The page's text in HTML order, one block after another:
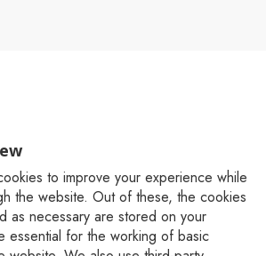
to improve your experience while
the website. Out of these, the cookies
as necessary are stored on your
essential for the working of basic